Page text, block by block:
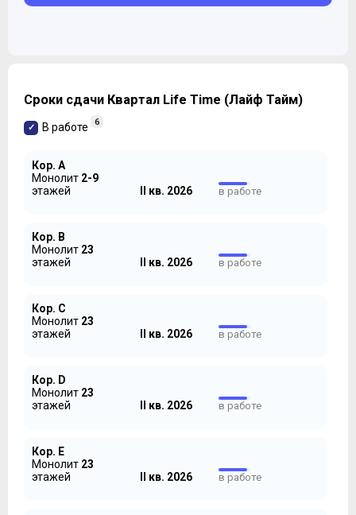
Сроки сдачи Квартал Life Time (Лайф Тайм)
В работе 6
Кор. A
Монолит 2-9
этажей
II кв. 2026 в работе
Кор. B
Монолит 23
этажей
II кв. 2026 в работе
Кор. C
Монолит 23
этажей
II кв. 2026 в работе
Кор. D
Монолит 23
этажей
II кв. 2026 в работе
Кор. E
Монолит 23
этажей
II кв. 2026 в работе